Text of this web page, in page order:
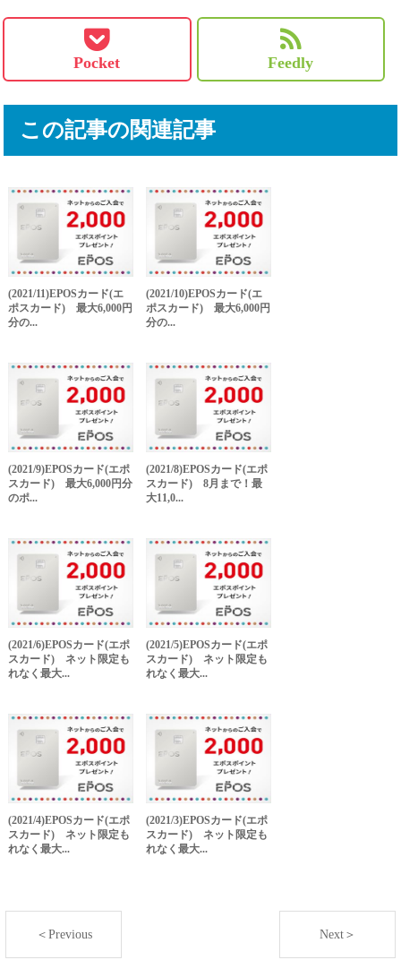
Pocket Feedly
この記事の関連記事
(2021/11)EPOSカード(エ
ポスカード) 最大6,000円
分の...
(2021/10)EPOSカード(エ
ポスカード) 最大6,000円
分の...
(2021/9)EPOSカード(エポ
スカード) 最大6,000円分
のポ...
(2021/8)EPOSカード(エポ
スカード) 8月まで！最
大11,0...
(2021/6)EPOSカード(エポ
スカード) ネット限定も
れなく最大...
(2021/5)EPOSカード(エポ
スカード) ネット限定も
れなく最大...
(2021/4)EPOSカード(エポ
スカード) ネット限定も
れなく最大...
(2021/3)EPOSカード(エポ
スカード) ネット限定も
れなく最大...
＜Previous Next＞